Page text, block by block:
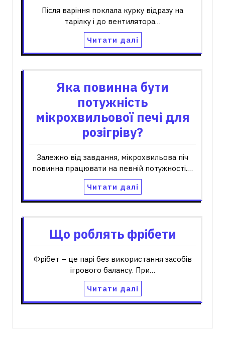
Після варіння поклала курку відразу на
тарілку і до вентилятора…
Читати далі
Яка повинна бути
потужність
мікрохвильової печі для
розігріву?
Залежно від завдання, мікрохвильова піч
повинна працювати на певній потужності.…
Читати далі
Що роблять фрібети
Фрібет – це парі без використання засобів
ігрового балансу. При…
Читати далі